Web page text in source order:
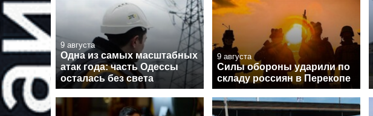
9 августа
Одна из самых масштабных
атак года: часть Одессы
осталась без света
9 августа
Силы обороны ударили по
складу россиян в Перекопе